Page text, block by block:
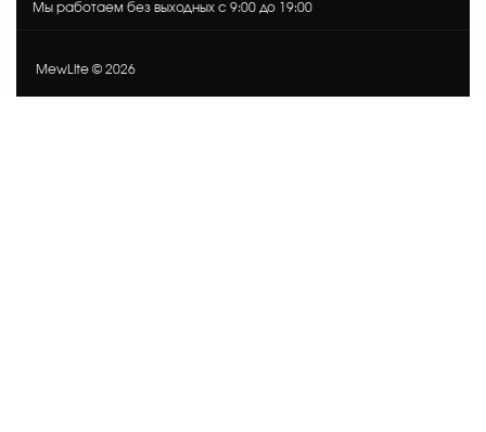
Мы работаем без выходных с 9:00 до 19:00
MewLite © 2026